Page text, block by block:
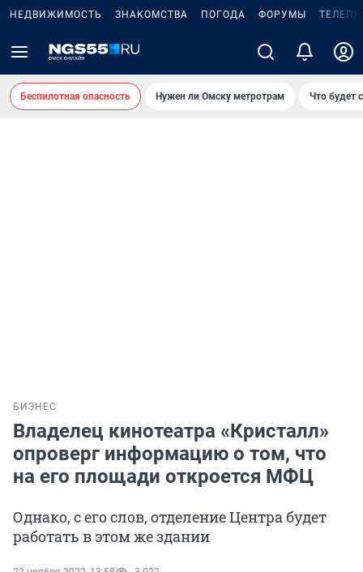
НЕДВИЖИМОСТЬ ЗНАКОМСТВА ПОГОДА ФОРУМЫ
Беспилотная опасность Нужен ли Омску метротрам Что будет
БИЗНЕС
Владелец кинотеатра «Кристалл»
опроверг информацию о том, что
на его площади откроется МФЦ
Однако, с его слов, отделение Центра будет
работать в этом же здании